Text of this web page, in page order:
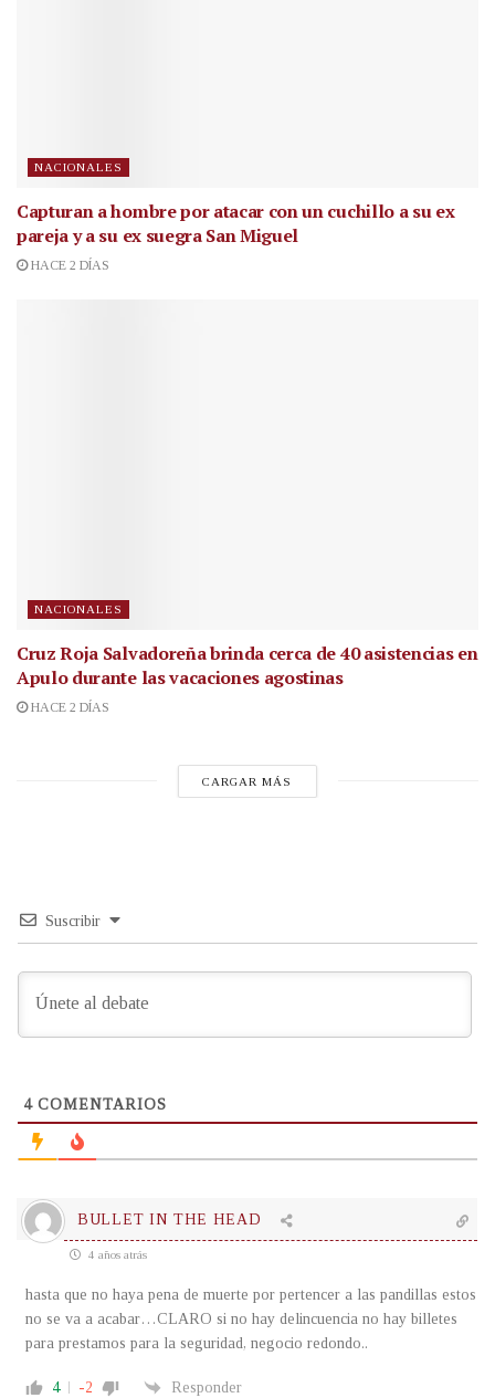
NACIONALES
Capturan a hombre por atacar con un cuchillo a su ex
pareja y a su ex suegra San Miguel
HACE 2 DÍAS
NACIONALES
Cruz Roja Salvadoreña brinda cerca de 40 asistencias en
Apulo durante las vacaciones agostinas
HACE 2 DÍAS
CARGAR MÁS
Suscribir
4COMENTARIOS
BULLET IN THE HEAD
4 años atrás
hasta que no haya pena de muerte por pertencer a las pandillas estos
no se va a acabar…CLARO si no hay delincuencia no hay billetes
para prestamos para la seguridad, negocio redondo..
4 -2 Responder